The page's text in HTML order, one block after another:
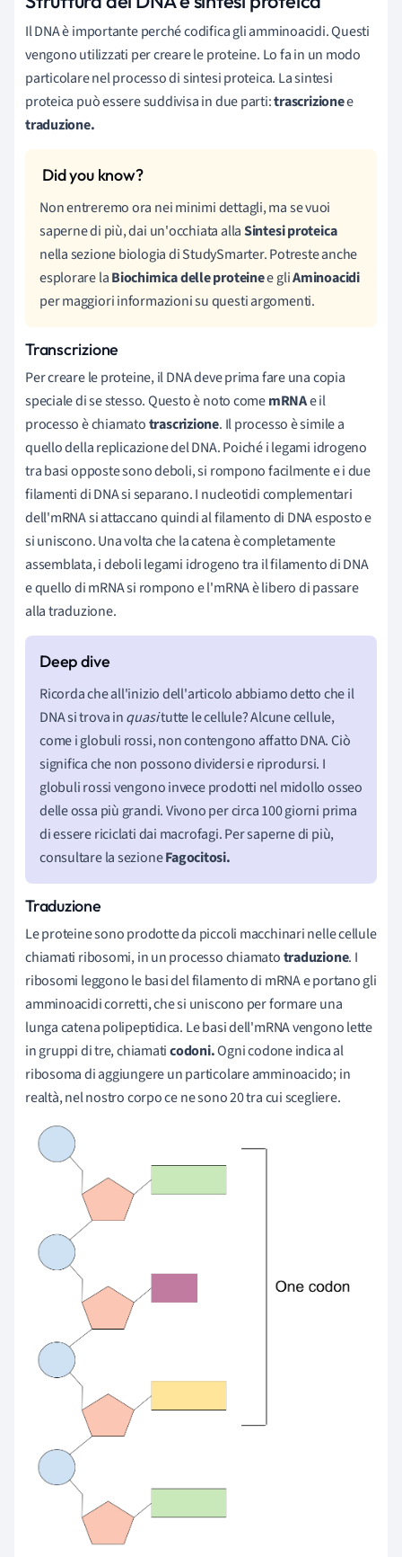
Il DNA è importante perché codifica gli amminoacidi. Questi
vengono utilizzati per creare le proteine. Lo fa in un modo
particolare nel processo di sintesi proteica. La sintesi
proteica può essere suddivisa in due parti:trascrizionee
traduzione.
Non entreremo ora nei minimi dettagli, ma se vuoi
saperne di più, dai un'occhiata allaSintesi proteica
nella sezione biologia di StudySmarter. Potreste anche
esplorare laBiochimica delle proteinee gliAminoacidi
per maggiori informazioni su questi argomenti.
Transcrizione
Per creare le proteine, il DNA deve prima fare una copia
speciale di se stesso. Questo è noto comemRNAe il
processo è chiamatotrascrizione. Il processo è simile a
quello della replicazione del DNA. Poiché i legami idrogeno
tra basi opposte sono deboli, si rompono facilmente e i due
filamenti di DNA si separano. I nucleotidi complementari
dell'mRNA si attaccano quindi al filamento di DNA esposto e
si uniscono. Una volta che la catena è completamente
assemblata, i deboli legami idrogeno tra il filamento di DNA
e quello di mRNA si rompono e l'mRNA è libero di passare
alla traduzione.
Ricorda che all'inizio dell'articolo abbiamo detto che il
DNA si trova inquasitutte le cellule? Alcune cellule,
come i globuli rossi, non contengono affatto DNA. Ciò
significa che non possono dividersi e riprodursi. I
globuli rossi vengono invece prodotti nel midollo osseo
delle ossa più grandi. Vivono per circa 100 giorni prima
di essere riciclati dai macrofagi. Per saperne di più,
consultare la sezioneFagocitosi.
Traduzione
Le proteine sono prodotte da piccoli macchinari nelle cellule
chiamati ribosomi, in un processo chiamatotraduzione. I
ribosomi leggono le basi del filamento di mRNA e portano gli
amminoacidi corretti, che si uniscono per formare una
lunga catena polipeptidica. Le basi dell'mRNA vengono lette
in gruppi di tre, chiamaticodoni.Ogni codone indica al
ribosoma di aggiungere un particolare amminoacido; in
realtà, nel nostro corpo ce ne sono 20 tra cui scegliere.